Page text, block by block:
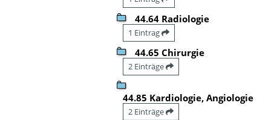
44.64 Radiologie
1 Eintrag
44.65 Chirurgie
2 Einträge
44.85 Kardiologie, Angiologie
2 Einträge